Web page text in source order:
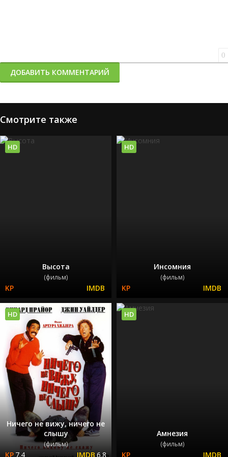
0
ДОБАВИТЬ КОММЕНТАРИЙ
Смотрите также
Высота
(фильм)
HD
Инсомния
(фильм)
HD
Ничего не вижу, ничего не
слышу
(фильм)
7.4 6.8
HD
Амнезия
(фильм)
HD